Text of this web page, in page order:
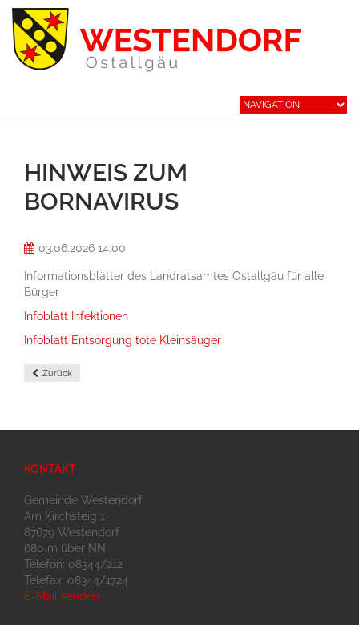
HINWEIS ZUM
BORNAVIRUS
03.06.2026 14:00
Informationsblätter des Landratsamtes Ostallgäu für alle
Bürger
Infoblatt Infektionen
Infoblatt Entsorgung tote Kleinsäuger
Zurück
KONTAKT
Gemeinde Westendorf
Am Kirchsteig 1
87679 Westendorf
680 m über NN
Telefon: 08344/212
Telefax: 08344/1724
E-Mail senden